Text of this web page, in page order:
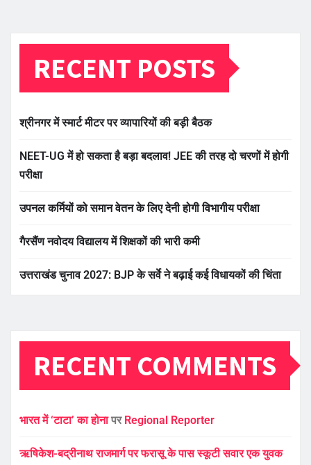
RECENT POSTS
श्रीनगर में स्मार्ट मीटर पर व्यापारियों की बड़ी बैठक
NEET-UG में हो सकता है बड़ा बदलाव! JEE की तरह दो चरणों में होगी
परीक्षा
उपनल कर्मियों को समान वेतन के लिए देनी होगी विभागीय परीक्षा
गैरसैंण नवोदय विद्यालय में शिक्षकों की भारी कमी
उत्तराखंड चुनाव 2027: BJP के सर्वे ने बढ़ाई कई विधायकों की चिंता
RECENT COMMENTS
भारत में ‘टाटा’ का होनापर Regional Reporter
ऋषिकेश-बद्रीनाथ राजमार्ग पर फरासू के पास स्कूटी सवार एक युवक